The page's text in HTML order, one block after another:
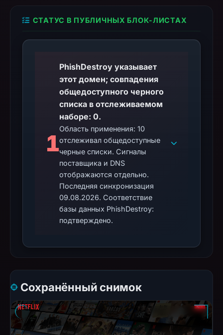
СТАТУС В ПУБЛИЧНЫХ БЛОК-ЛИСТАХ
1
PhishDestroy указывает
этот домен; совпадения
общедоступного черного
списка в отслеживаемом
наборе: 0.
Область применения: 10
отслеживал общедоступные
черные списки. Сигналы
поставщика и DNS
отображаются отдельно.
Последняя синхронизация
09.08.2026. Соответствие
базы данных PhishDestroy:
подтверждено.
Сохранённый снимок